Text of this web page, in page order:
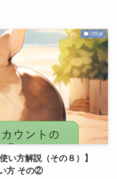
IT技術
い方解説（その８）】
方 その②